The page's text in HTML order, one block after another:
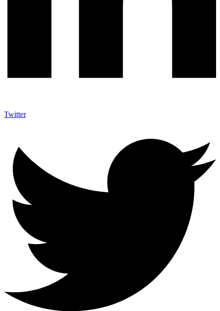
Twitter